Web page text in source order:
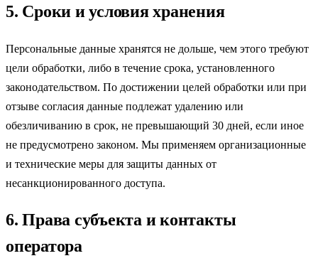
5. Сроки и условия хранения
Персональные данные хранятся не дольше, чем этого требуют
цели обработки, либо в течение срока, установленного
законодательством. По достижении целей обработки или при
отзыве согласия данные подлежат удалению или
обезличиванию в срок, не превышающий 30 дней, если иное
не предусмотрено законом. Мы применяем организационные
и технические меры для защиты данных от
несанкционированного доступа.
6. Права субъекта и контакты
оператора